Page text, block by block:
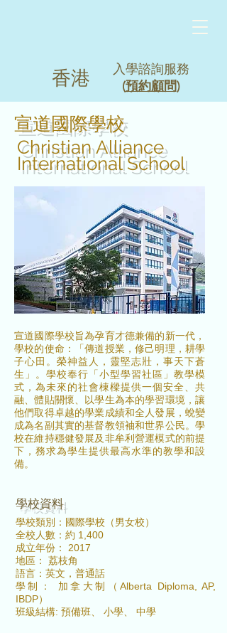
香港
入學諮詢服務
(預約顧問)
宣道國際學校
Christian Alliance
International School
宣道國際學校旨為孕育才德兼備的新一代，
學校的使命：「傳道授業，修己明理，耕學
子心田。榮神益人，靈堅志壯，事天下蒼
生」。學校奉行「小型學習社區」教學模
式，為未來的社會棟樑提供一個安全、共
融、體貼關懷、以學生為本的學習環境，讓
他們取得卓越的學業成績和全人發展，蛻變
成為名副其實的基督教領袖和世界公民。學
校在維持穩健發展及非牟利營運模式的前提
下，務求為學生提供最高水準的教學和設
備。
​學校資料
學校類別：國際學校（男女校）
全校人數：約 1,400
成立年份： 2017
地區： 荔枝角
語言：英文，普通話
學制： 加拿大制（Alberta Diploma, AP,
IBDP）
班級結構: 預備班、 小學、 中學